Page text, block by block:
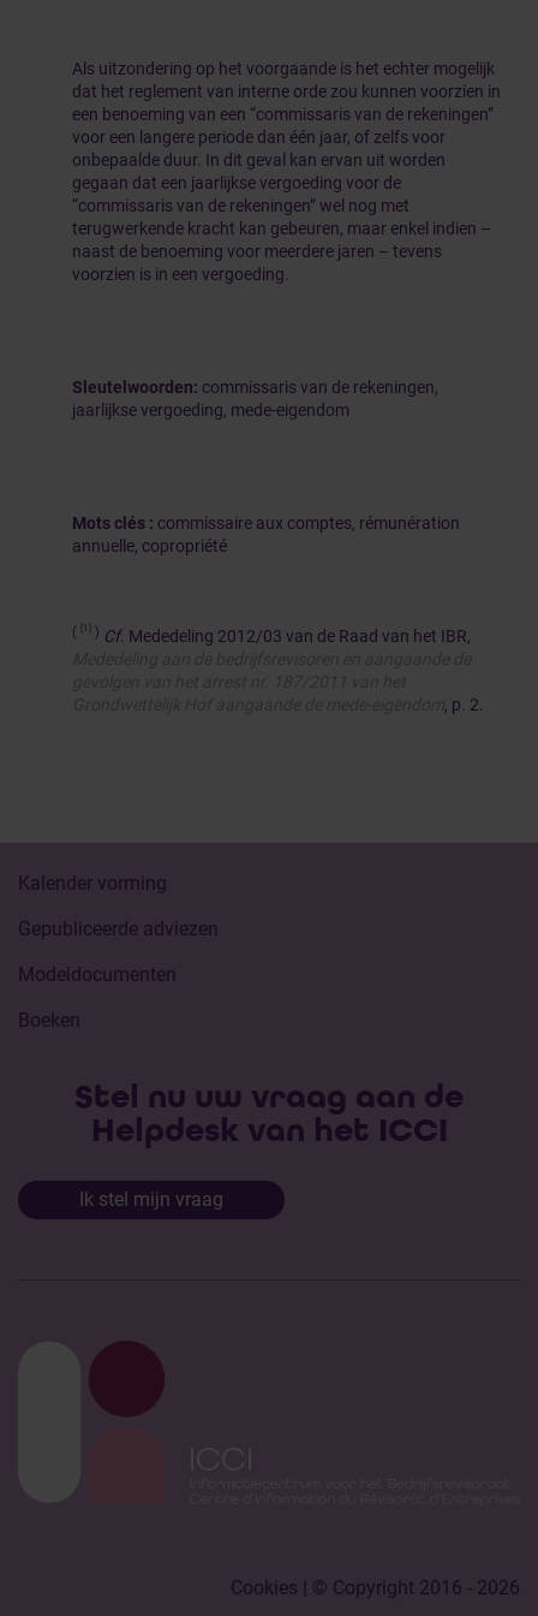
Als uitzondering op het voorgaande is het echter mogelijk
dat het reglement van interne orde zou kunnen voorzien in
een benoeming van een “commissaris van de rekeningen”
voor een langere periode dan één jaar, of zelfs voor
onbepaalde duur. In dit geval kan ervan uit worden
gegaan dat een jaarlijkse vergoeding voor de
“commissaris van de rekeningen” wel nog met
terugwerkende kracht kan gebeuren, maar enkel indien –
naast de benoeming voor meerdere jaren – tevens
voorzien is in een vergoeding.
Sleutelwoorden: commissaris van de rekeningen,
jaarlijkse vergoeding, mede-eigendom
Mots clés : commissaire aux comptes, rémunération
annuelle, copropriété
( ) Cf. Mededeling 2012/03 van de Raad van het IBR,
Mededeling aan de bedrijfsrevisoren en aangaande de
gevolgen van het arrest nr. 187/2011 van het
Grondwettelijk Hof aangaande de mede-eigendom, p. 2.
Kalender vorming
Gepubliceerde adviezen
Modeldocumenten
Boeken
Stel nu uw vraag aan de
Helpdesk van het ICCI
Ik stel mijn vraag
Cookies | © Copyright 2016 - 2026